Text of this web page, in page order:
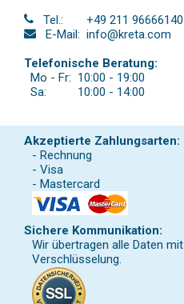
Tel.:
+49 211 96666140
E-Mail: info@kreta.com
Telefonische Beratung:
Mo - Fr: 10:00 - 19:00
Sa:
10:00 - 14:00
Akzeptierte Zahlungsarten:
- Rechnung
- Visa
- Mastercard
Sichere Kommunikation:
Wir übertragen alle Daten
Verschlüsselung.